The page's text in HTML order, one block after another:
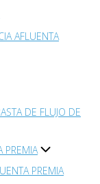
AFLUENTA
DE FLUJO DE
PREMIA
PREMIA